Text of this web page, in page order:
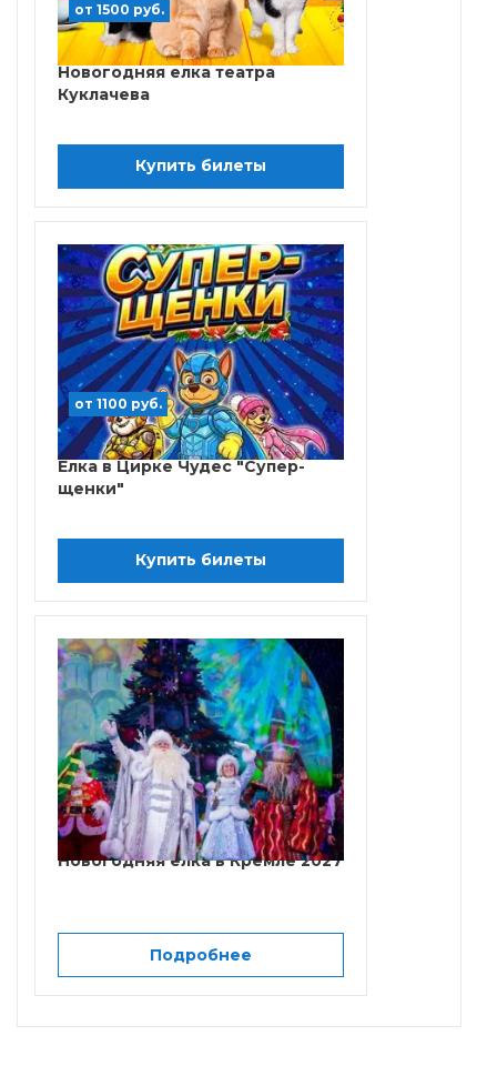
от 1500 руб.
Новогодняя елка театра
Куклачева
Купить билеты
от 1100 руб.
Елка в Цирке Чудес "Супер-
щенки"
Купить билеты
Новогодняя елка в Кремле 2027
Подробнее